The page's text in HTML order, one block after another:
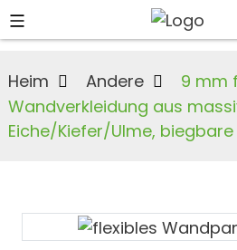
Heim Andere
9 mm
Wandverkleidung aus
Eiche/Kiefer/Ulme,